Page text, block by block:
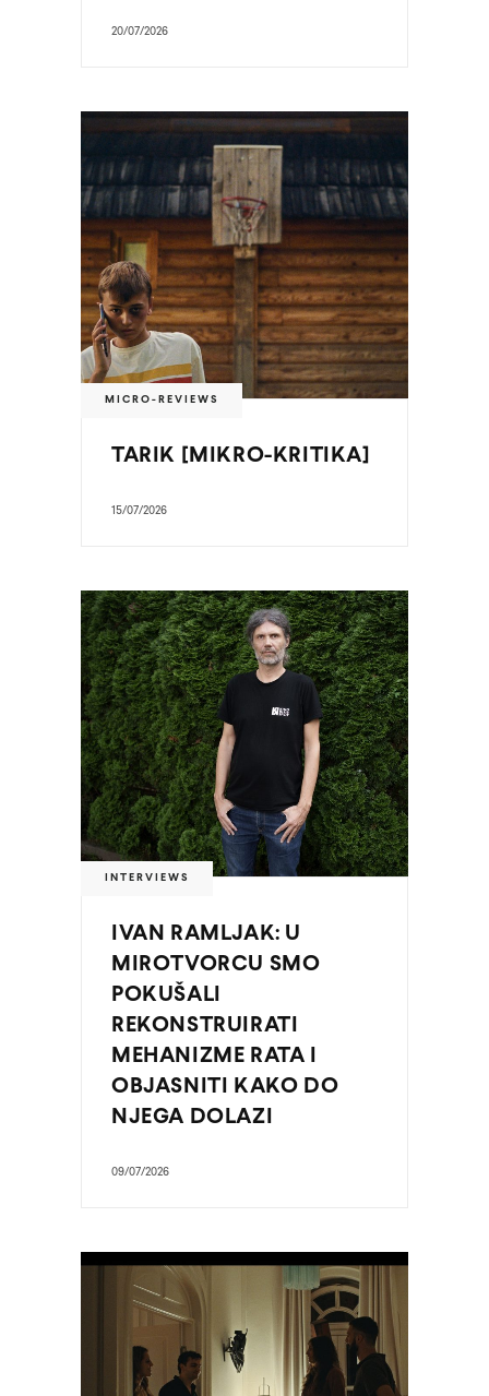
20/07/2026
MICRO-REVIEWS
TARIK [MIKRO-KRITIKA]
15/07/2026
INTERVIEWS
IVAN RAMLJAK: U
MIROTVORCU SMO
POKUŠALI
REKONSTRUIRATI
MEHANIZME RATA I
OBJASNITI KAKO DO
NJEGA DOLAZI
09/07/2026